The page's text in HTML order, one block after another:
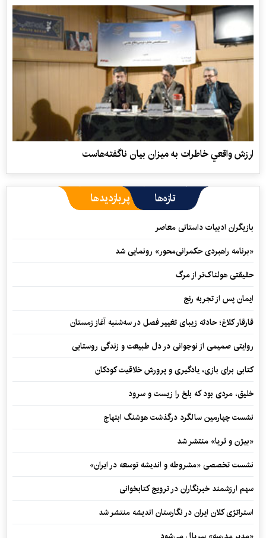
ارزش واقعي خاطرات به ميزان بيان ناگفته‌هاست
تازه‌ها پربازدیدها
بازیگران ادبیات داستانی معاصر
«برنامه راهبردی حکمرانی‌محور» رونمایی شد
حقیقتی هولناک‌تر از مرگ
ایمان پس از تجربه رنج
قارقار کلاغ؛ حادثه زیبای تغییر فصل در سه‌شنبه آغاز زمستان
روایتی صمیمی از نوجوانی در دل طبیعت و زندگی روستایی
کتابی برای بازی، یادگیری و پرورش خلاقیت کودکان
خلیق، مردی بود که بلخ را زیست و سرود
نشست چهارمین سالگرد درگذشت هوشنگ ابتهاج
«بیژن و ثریا» منتشر شد
نشست تخصصی «مشروطه و اندیشه توسعه در ایران»
سهم ارزشمند خبرنگاران در ترویج کتابخوانی
استراتژی کلان ایران در نگارستان اندیشه منتشر شد